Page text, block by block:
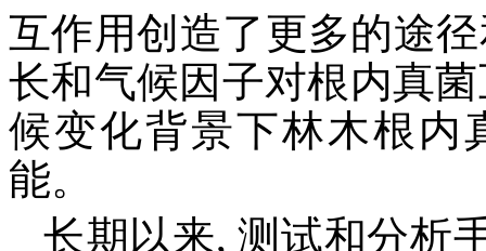
互作用创造了更多的途
长和气候因子对根内真
候变化背景下林木根内
能。
长期以来, 测试和分析